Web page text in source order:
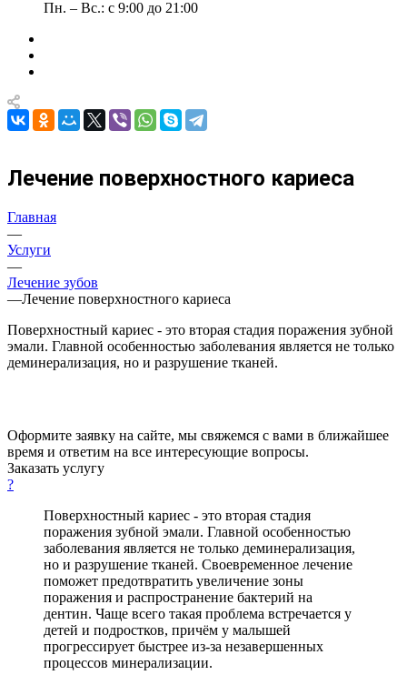
Пн. – Вс.: с 9:00 до 21:00
Лечение поверхностного кариеса
Главная
—
Услуги
—
Лечение зубов
—Лечение поверхностного кариеса
Поверхностный кариес - это вторая стадия поражения зубной
эмали. Главной особенностью заболевания является не только
деминерализация, но и разрушение тканей.
Оформите заявку на сайте, мы свяжемся с вами в ближайшее
время и ответим на все интересующие вопросы.
Заказать услугу
?
Поверхностный кариес - это вторая стадия
поражения зубной эмали. Главной особенностью
заболевания является не только деминерализация,
но и разрушение тканей. Своевременное лечение
поможет предотвратить увеличение зоны
поражения и распространение бактерий на
дентин. Чаще всего такая проблема встречается у
детей и подростков, причём у малышей
прогрессирует быстрее из-за незавершенных
процессов минерализации.